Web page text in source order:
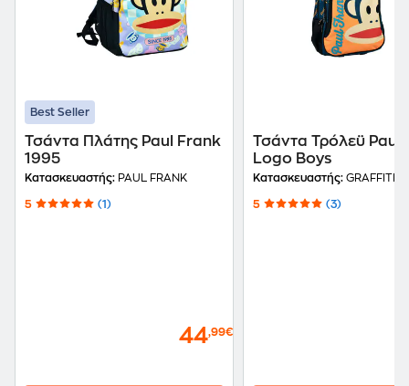
Best Seller
Τσάντα Πλάτης Paul Frank
1995
Κατασκευαστής: PAUL FRANK
5 (1)
44,99€
Τσάντα Τρόλεϋ Paul
Logo Boys
Κατασκευαστής: GRAFFITI
5 (3)